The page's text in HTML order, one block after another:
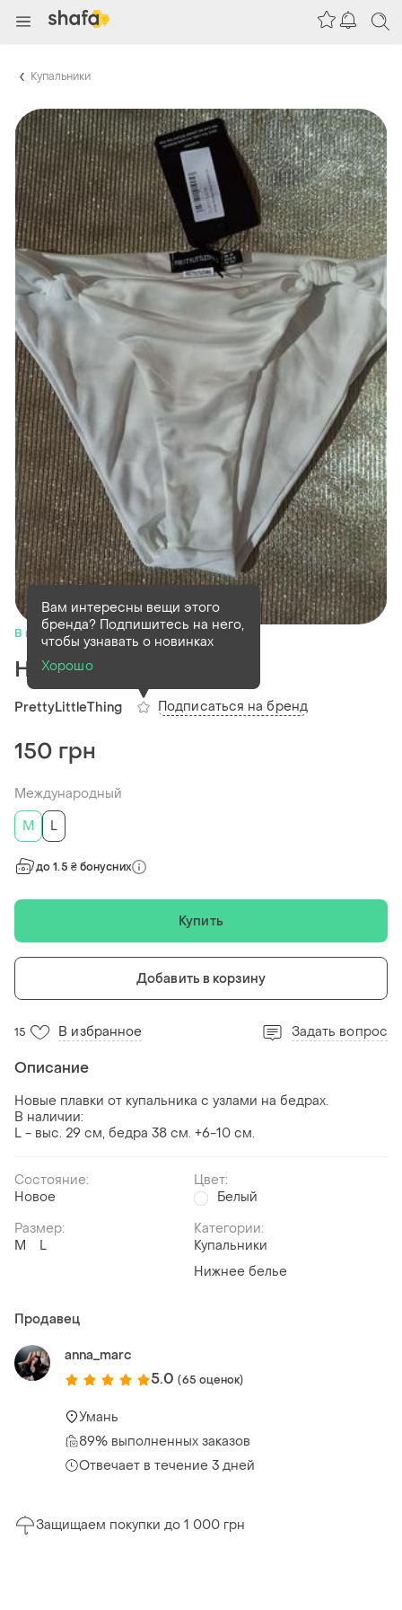
Купальники
В наличии1 шт
Низ от купальника
PrettyLittleThing
Вам интересны вещи этого
бренда? Подпишитесь на него,
чтобы узнавать о новинках
Хорошо
Подписаться на бренд
150 грн
Международный
M
L
до 1.5 ₴ бонусних
Купить
Добавить в корзину
15 В избранное Задать вопрос
Описание
Новые плавки от купальника с узлами на бедрах.
В наличии:
L - выс. 29 см, бедра 38 см. +6-10 см.
Состояние:
Новое
Цвет:
Белый
Размер:
M
L
Категории:
Купальники
Нижнее белье
Продавец
anna_marc
5.0 (65 оценок)
Умань
89% выполненных заказов
Отвечает в течение 3 дней
Защищаем покупки до 1 000 грн